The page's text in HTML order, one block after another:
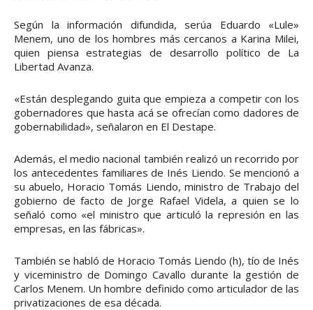
Según la información difundida, serúa Eduardo «Lule»
Menem, uno de los hombres más cercanos a Karina Milei,
quien piensa estrategias de desarrollo político de La
Libertad Avanza.
«Están desplegando guita que empieza a competir con los
gobernadores que hasta acá se ofrecían como dadores de
gobernabilidad», señalaron en El Destape.
Además, el medio nacional también realizó un recorrido por
los antecedentes familiares de Inés Liendo. Se mencionó a
su abuelo, Horacio Tomás Liendo, ministro de Trabajo del
gobierno de facto de Jorge Rafael Videla, a quien se lo
señaló como «el ministro que articuló la represión en las
empresas, en las fábricas».
También se habló de Horacio Tomás Liendo (h), tío de Inés
y viceministro de Domingo Cavallo durante la gestión de
Carlos Menem. Un hombre definido como articulador de las
privatizaciones de esa década.